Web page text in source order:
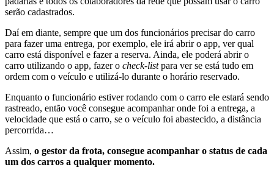
serão cadastrados.
Daí em diante, sempre que um dos funcionários precisar do carro
para fazer uma entrega, por exemplo, ele irá abrir o app, ver qual
carro está disponível e fazer a reserva. Ainda, ele poderá abrir o
carro utilizando o app, fazer o check-listpara ver se está tudo em
ordem com o veículo e utilizá-lo durante o horário reservado.
Enquanto o funcionário estiver rodando com o carro ele estará sendo
rastreado, então você consegue acompanhar onde foi a entrega, a
velocidade que está o carro, se o veículo foi abastecido, a distância
percorrida…
Assim, o gestor da frota, consegue acompanhar o status de cada
um dos carros a qualquer momento.